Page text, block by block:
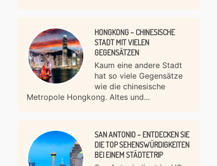
HONGKONG – CHINESISCHE
STADT MIT VIELEN
GEGENSÄTZEN
Kaum eine andere Stadt
hat so viele Gegensätze
wie die chinesische
Metropole Hongkong. Altes und...
SAN ANTONIO – ENTDECKEN SIE
DIE TOP SEHENSWÜRDIGKEITEN
BEI EINEM STÄDTETRIP